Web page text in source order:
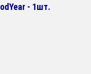
- 1шт.